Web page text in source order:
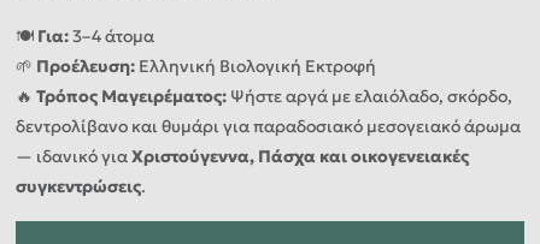
🍽️ Για:3–4 άτομα
🌱 Προέλευση:Ελληνική Βιολογική Εκτροφή
🔥 Τρόπος Μαγειρέματος:Ψήστε αργά με ελαιόλαδο, σκόρδο,
δεντρολίβανο και θυμάρι για παραδοσιακό μεσογειακό άρωμα
— ιδανικό γιαΧριστούγεννα, Πάσχα και οικογενειακές
συγκεντρώσεις.